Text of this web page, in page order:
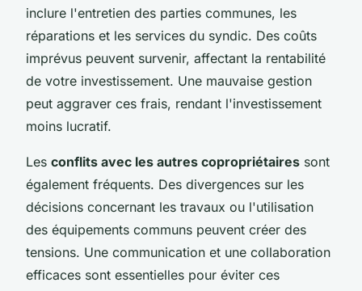
inclure l'entretien des parties communes, les
réparations et les services du syndic. Des coûts
imprévus peuvent survenir, affectant la rentabilité
de votre investissement. Une mauvaise gestion
peut aggraver ces frais, rendant l'investissement
moins lucratif.
Les conflits avec les autres copropriétaires sont
également fréquents. Des divergences sur les
décisions concernant les travaux ou l'utilisation
des équipements communs peuvent créer des
tensions. Une communication et une collaboration
efficaces sont essentielles pour éviter ces